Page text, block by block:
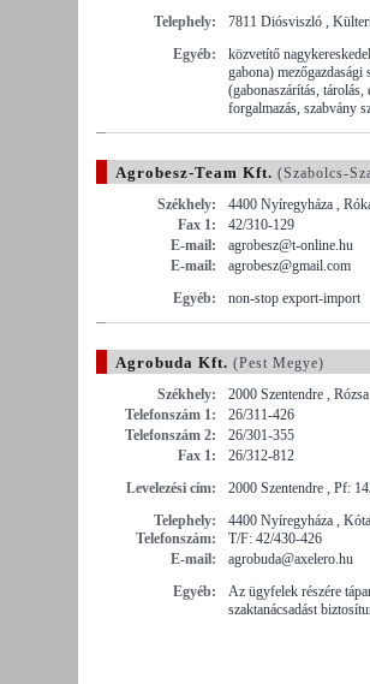
Telephely:
7811 Diósviszló ,
Egyéb:
közvetítő
gabona) mezőgazdasági
(gabonaszárítás,
forgalmazás, szabvány
Agrobesz-Team Kft. (Szabolcs-
Székhely:
4400 Nyíregyháza ,
Fax 1:
42/310-129
E-mail:
agrobesz@t-online.hu
E-mail:
agrobesz@gmail.com
Egyéb:
non-stop export-import
Agrobuda Kft. (Pest Megye)
Székhely:
2000 Szentendre ,
Telefonszám 1:
26/311-426
Telefonszám 2:
26/301-355
Fax 1:
26/312-812
Levelezési cím:
2000 Szentendre , Pf:
Telephely:
4400 Nyíregyháza ,
Telefonszám:
T/F: 42/430-426
E-mail:
agrobuda@axelero.hu
Egyéb:
Az ügyfelek részére
szaktanácsadást